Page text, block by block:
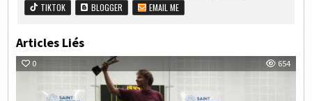
TIKTOK
BLOGGER EMAIL ME
Articles Liés
0 654